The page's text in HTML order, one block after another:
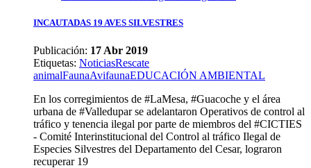
INCAUTADAS 19 AVES SILVESTRES
Publicación: 17 Abr 2019
Etiquetas: NoticiasRescate
animalFaunaAvifaunaEDUCACIÓN AMBIENTAL
En los corregimientos de #LaMesa, #Guacoche y el área
urbana de #Valledupar se adelantaron Operativos de control al
tráfico y tenencia ilegal por parte de miembros del #CICTIES
- Comité Interinstitucional del Control al tráfico Ilegal de
Especies Silvestres del Departamento del Cesar, lograron
recuperar 19